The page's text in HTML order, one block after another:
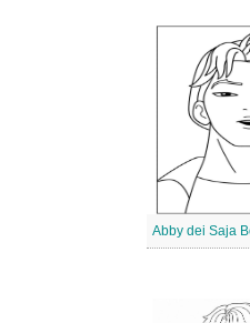
Abby dei Saja